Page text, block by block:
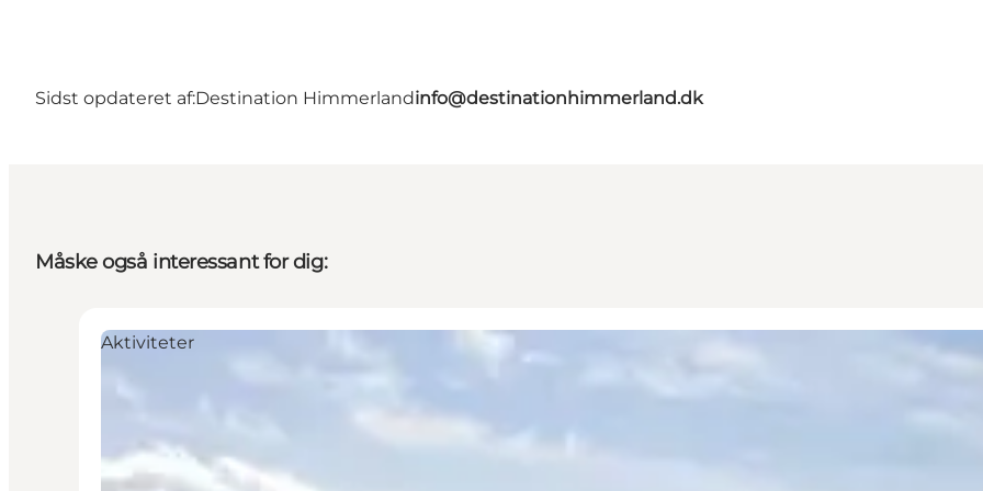
Sidst opdateret af:Destination Himmerlandinfo@destinationhimmerland.dk
Måske også interessant for dig:
Aktiviteter